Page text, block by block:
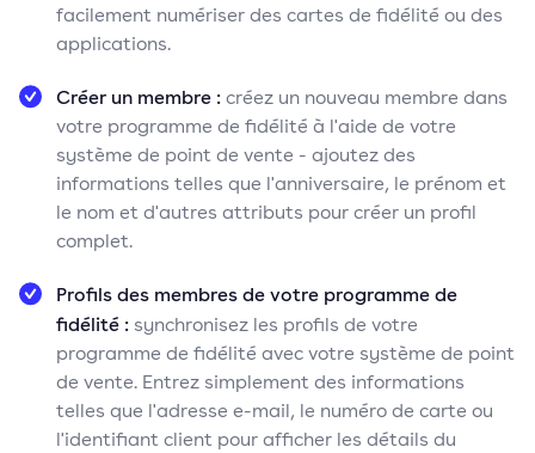
facilement numériser des cartes de fidélité ou des
applications.
Créer un membre :créez un nouveau membre dans
votre programme de fidélité à l'aide de votre
système de point de vente - ajoutez des
informations telles que l'anniversaire, le prénom et
le nom et d'autres attributs pour créer un profil
complet.
Profils des membres de votre programme de
fidélité : synchronisez les profils de votre
programme de fidélité avec votre système de point
de vente. Entrez simplement des informations
telles que l'adresse e-mail, le numéro de carte ou
l'identifiant client pour afficher les détails du